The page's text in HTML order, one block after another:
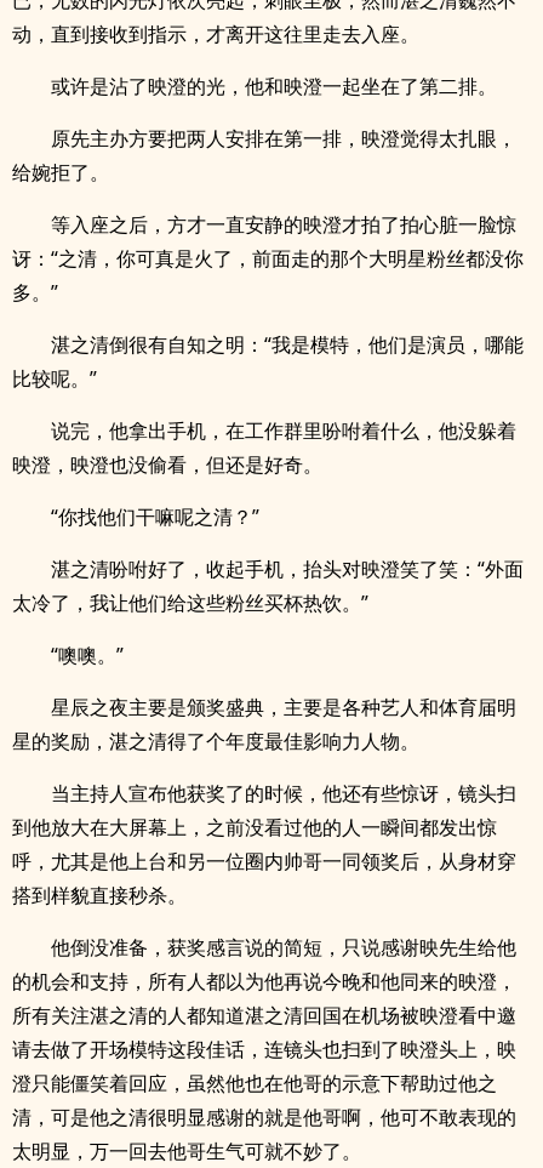
动，直到接收到指示，才离开这往里走去入座。
或许是沾了映澄的光，他和映澄一起坐在了第二排。
原先主办方要把两人安排在第一排，映澄觉得太扎眼，
给婉拒了。
等入座之后，方才一直安静的映澄才拍了拍心脏一脸惊
讶：“之清，你可真是火了，前面走的那个大明星粉丝都没你
多。”
湛之清倒很有自知之明：“我是模特，他们是演员，哪能
比较呢。”
说完，他拿出手机，在工作群里吩咐着什么，他没躲着
映澄，映澄也没偷看，但还是好奇。
“你找他们干嘛呢之清？”
湛之清吩咐好了，收起手机，抬头对映澄笑了笑：“外面
太冷了，我让他们给这些粉丝买杯热饮。”
“噢噢。”
星辰之夜主要是颁奖盛典，主要是各种艺人和体育届明
星的奖励，湛之清得了个年度最佳影响力人物。
当主持人宣布他获奖了的时候，他还有些惊讶，镜头扫
到他放大在大屏幕上，之前没看过他的人一瞬间都发出惊
呼，尤其是他上台和另一位圈内帅哥一同领奖后，从身材穿
搭到样貌直接秒杀。
他倒没准备，获奖感言说的简短，只说感谢映先生给他
的机会和支持，所有人都以为他再说今晚和他同来的映澄，
所有关注湛之清的人都知道湛之清回国在机场被映澄看中邀
请去做了开场模特这段佳话，连镜头也扫到了映澄头上，映
澄只能僵笑着回应，虽然他也在他哥的示意下帮助过他之
清，可是他之清很明显感谢的就是他哥啊，他可不敢表现的
太明显，万一回去他哥生气可就不妙了。